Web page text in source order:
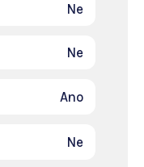
Ne
Ne
Ano
Ne